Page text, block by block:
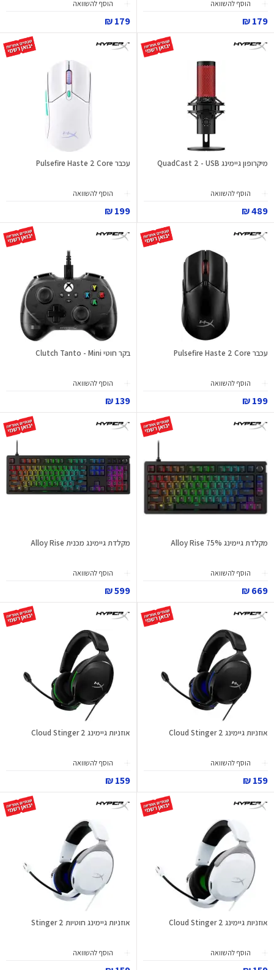
הוסף להשוואה
179 ₪
הוסף להשוואה
179 ₪
מיקרופון גיימינג QuadCast 2 - USB
הוסף להשוואה
489 ₪
עכבר Pulsefire Haste 2 Core
הוסף להשוואה
199 ₪
עכבר Pulsefire Haste 2 Core
הוסף להשוואה
199 ₪
בקר חוטי Clutch Tanto - Mini
הוסף להשוואה
139 ₪
מקלדת גיימינג Alloy Rise 75%
הוסף להשוואה
669 ₪
מקלדת גיימינג מכנית Alloy Rise
הוסף להשוואה
599 ₪
אוזניות גיימינג Cloud Stinger 2
הוסף להשוואה
159 ₪
אוזניות גיימינג Cloud Stinger 2
הוסף להשוואה
159 ₪
אוזניות גיימינג Cloud Stinger 2
הוסף להשוואה
אוזניות גיימינג חוטיות Stinger 2
הוסף להשוואה